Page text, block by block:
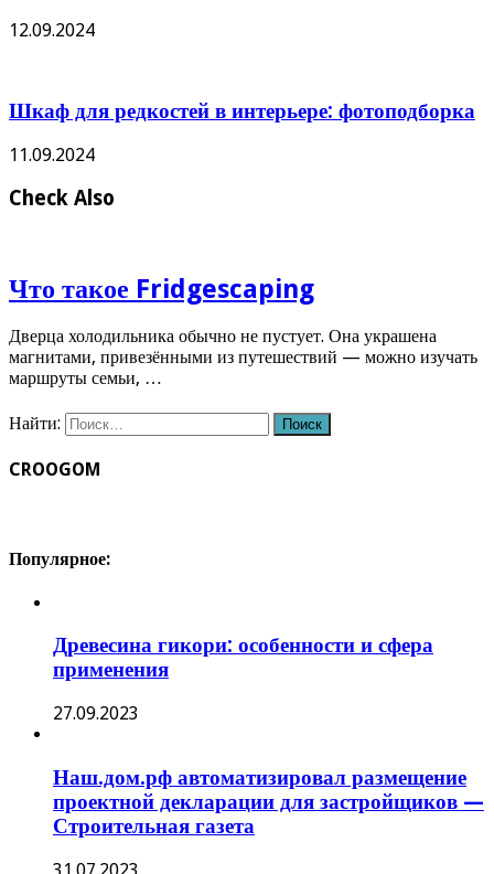
12.09.2024
Шкаф для редкостей в интерьере: фотоподборка
11.09.2024
Check Also
Что такое Fridgescaping
Дверца холодильника обычно не пустует. Она украшена
магнитами, привезёнными из путешествий — можно изучать
маршруты семьи, …
Найти:
CROOGOM
Популярное:
Древесина гикори: особенности и сфера
применения
27.09.2023
Наш.дом.рф автоматизировал размещение
проектной декларации для застройщиков —
Строительная газета
31.07.2023